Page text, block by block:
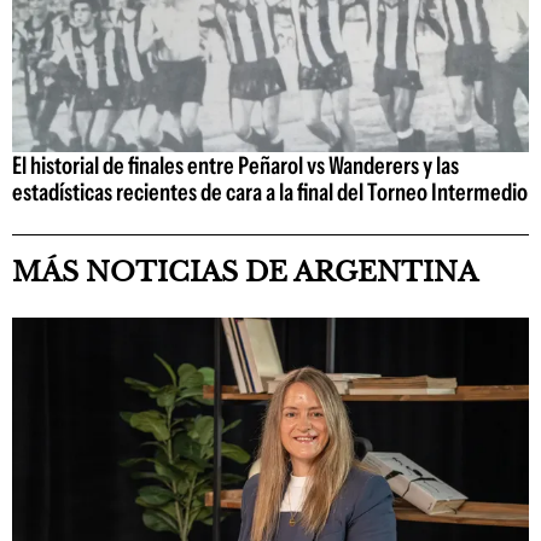
El historial de finales entre Peñarol vs Wanderers y las
estadísticas recientes de cara a la final del Torneo Intermedio
MÁS NOTICIAS DE ARGENTINA